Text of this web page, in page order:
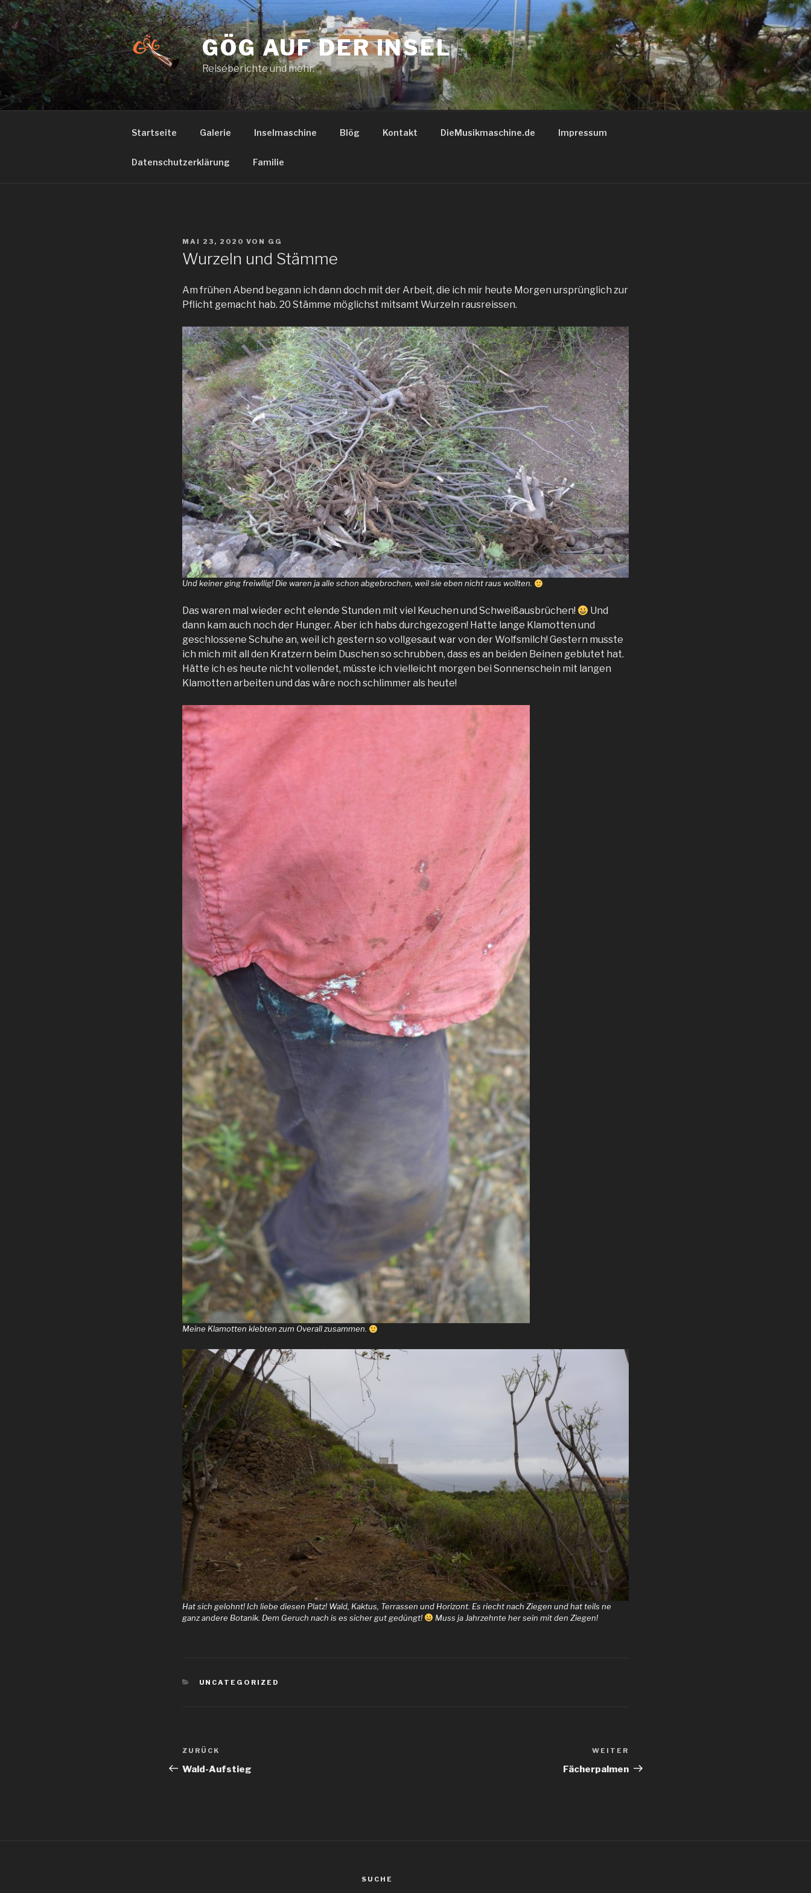
Zum
Inhalt
springen
GÖG AUF DER INSEL
Reiseberichte und mehr.
Startseite Galerie Inselmaschine Blög Kontakt DieMusikmaschine.de Impressum
Datenschutzerklärung Familie
VERÖFFENTLICHT
MAI 23, 2020 VON GG
Wurzeln und Stämme
Am frühen Abend begann ich dann doch mit der Arbeit, die ich mir heute Morgen ursprünglich zur
Pflicht gemacht hab. 20 Stämme möglichst mitsamt Wurzeln rausreissen.
Und keiner ging freiwllig! Die waren ja alle schon abgebrochen, weil sie eben nicht raus wollten.
Das waren mal wieder echt elende Stunden mit viel Keuchen und Schweißausbrüchen!
Und
dann kam auch noch der Hunger. Aber ich habs durchgezogen! Hatte lange Klamotten und
geschlossene Schuhe an, weil ich gestern so vollgesaut war von der Wolfsmilch! Gestern musste
ich mich mit all den Kratzern beim Duschen so schrubben, dass es an beiden Beinen geblutet hat.
Hätte ich es heute nicht vollendet, müsste ich vielleicht morgen bei Sonnenschein mit langen
Klamotten arbeiten und das wäre noch schlimmer als heute!
Meine Klamotten klebten zum Overall zusammen.
Hat sich gelohnt! Ich liebe diesen Platz! Wald, Kaktus, Terrassen und Horizont. Es riecht nach Ziegen und hat teils ne
ganz andere Botanik. Dem Geruch nach is es sicher gut gedüngt!
Muss ja Jahrzehnte her sein mit den Ziegen!
KATEGORIEN
UNCATEGORIZED
Beitragsnavigation
Vorheriger
Beitrag
ZURÜCK
Wald-Aufstieg
Beitrag
WEITER
Fächerpalmen
SUCHE